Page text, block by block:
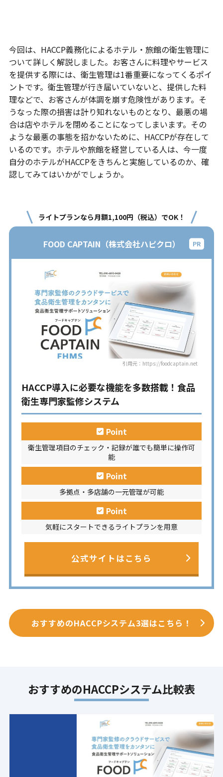
今回は、HACCP義務化によるホテル・旅館の衛生管理に
ついて詳しく解説しました。お客さんに料理やサービス
を提供する際には、衛生管理は1番重要になってくるポイ
ントです。衛生管理が行き届いていないと、提供した料
理などで、お客さんが体調を崩す危険性があります。そ
うなった際の損害は計り知れないものとなり、最悪の場
合は店やホテルを閉めることになってしまいます。その
ような最悪の事態を招かないために、HACCPが存在して
いるのです。ホテルや旅館を経営している人は、今一度
自分のホテルがHACCPをきちんと実施しているのか、確
認してみてはいかがでしょうか。
ライトプランなら月額1,100円（税込）でOK！
FOOD CAPTAIN（株式会社ハピクロ）
引用元：https://foodcaptain.net
HACCP導入に必要な機能を多数搭載！食品
衛生専門家監修システム
Point
衛生管理項目のチェック・記録が誰でも簡単に操作可
能
Point
多拠点・多店舗の一元管理が可能
Point
気軽にスタートできるライトプランを用意
公式サイトはこちら
おすすめのHACCPシステム3選はこちら！
おすすめのHACCPシステム比較表